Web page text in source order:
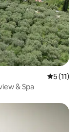
5 (11)
& Spa
gosti”